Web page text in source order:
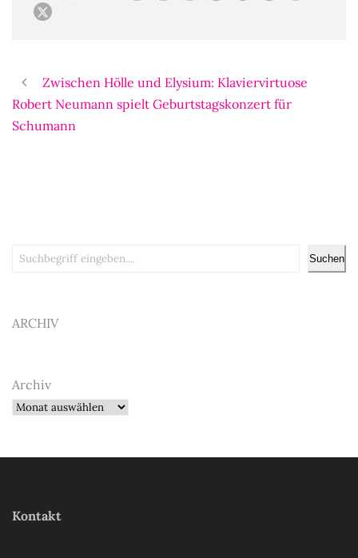
Zwischen Hölle und Elysium: Klaviervirtuose
Robert Neumann spielt Geburtstagskonzert für
Schumann
Suchen Suchen
ARCHIV
Archiv
Kontakt